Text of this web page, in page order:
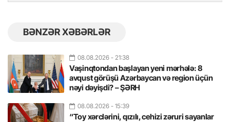
BƏNZƏR XƏBƏRLƏR
08.08.2026 - 21:38
Vaşinqtondan başlayan yeni mərhələ: 8
avqust görüşü Azərbaycan və region üçün
nəyi dəyişdi? – ŞƏRH
08.08.2026 - 15:39
“Toy xərclərini, qızılı, cehizi zəruri sayanlar